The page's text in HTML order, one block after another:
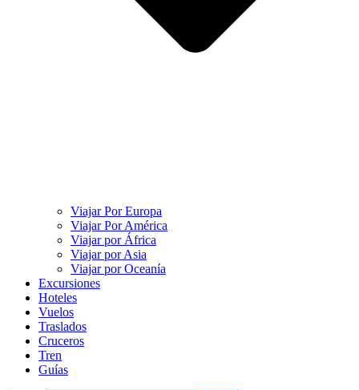
Viajar Por Europa
Viajar Por América
Viajar por África
Viajar por Asia
Viajar por Oceanía
Excursiones
Hoteles
Vuelos
Traslados
Cruceros
Tren
Guías